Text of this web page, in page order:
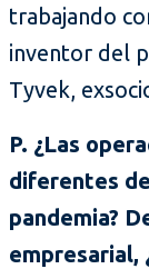
trabajando
inventor del
Tyvek,
P. ¿Las
diferentes
pandemia?
empresarial,